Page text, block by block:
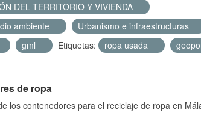
DEL TERRITORIO Y VIVIENDA
ambiente Urbanismo e infraestructuras
gml Etiquetas: ropa usada
de ropa
los contenedores para el reciclaje de ropa en